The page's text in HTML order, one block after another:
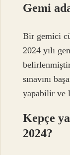
Gemi
Bir gemici
2024 yılı
sınavını
yapabilir ve
Kepçe
2024?